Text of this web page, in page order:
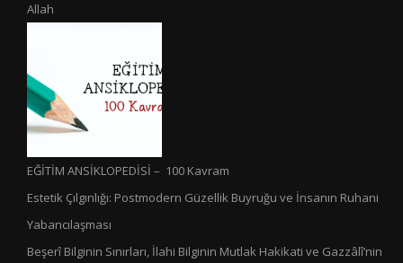
Allah
EĞİTİM ANSİKLOPEDİSİ – 100 Kavram
Estetik Çılgınlığı: Postmodern Güzellik Buyruğu ve İnsanın Ruhani
Yabancılaşması
Beşerî Bilginin Sınırları, İlahi Bilginin Mutlak Hakikati ve Gazzâlî’nin